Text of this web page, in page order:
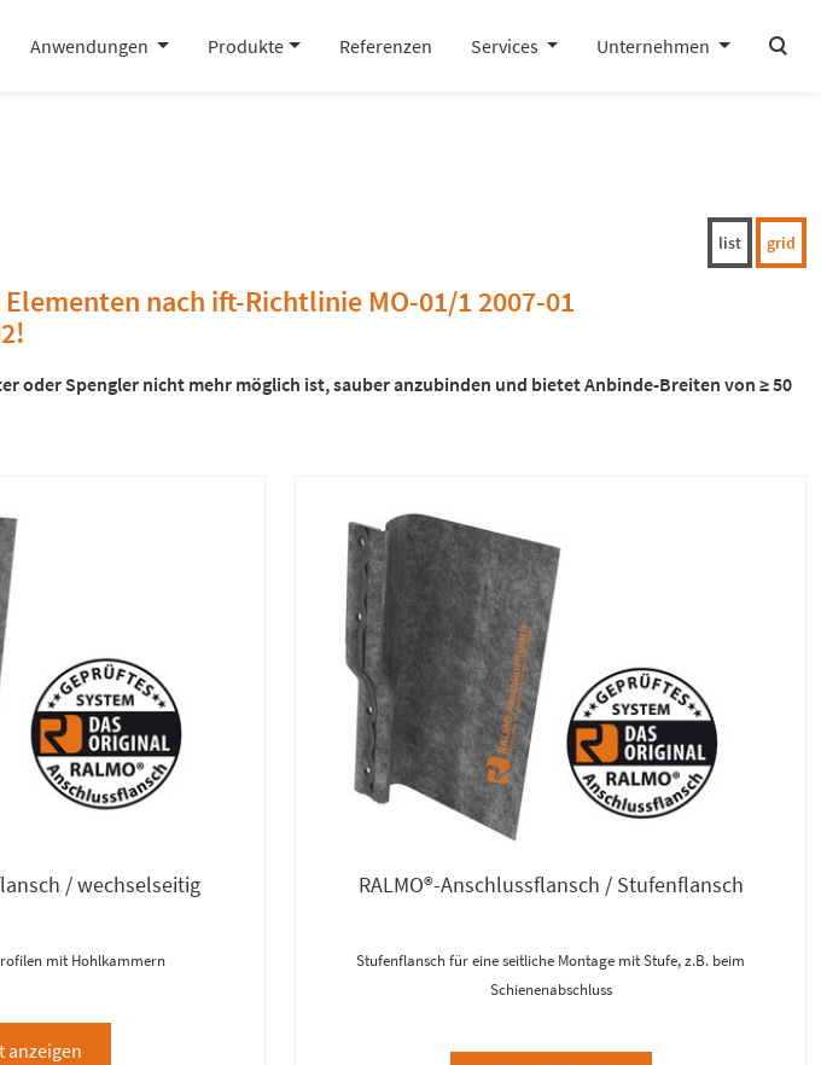
Anwendungen Produkte Referenzen Services Unternehmen search
list grid
nach ift-Richtlinie MO-01/1 2007-01
oder Spengler nicht mehr möglich ist, sauber anzubinden und bietet Anbinde-Breiten von ≥ 50
/ wechselseitig
mit Hohlkammern
anzeigen
RALMO®-Anschlussflansch / Stufenflansch
Stufenflansch für eine seitliche Montage mit Stufe, z.B. beim
Schienenabschluss